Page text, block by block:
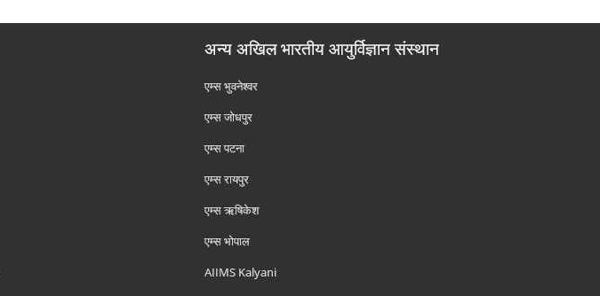
अन्य अखिल भारतीय आयुर्विज्ञान संस्थान
एम्‍स भुवनेश्वर
एम्‍स जोधपुर
एम्‍स पटना
एम्‍स रायपुर
एम्‍स ऋषिकेश
एम्‍स भोपाल
AIIMS Kalyani